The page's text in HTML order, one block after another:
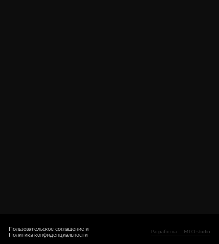
Пользовательское соглашение и
Политика конфиденциальности
Разработка — MTO studio